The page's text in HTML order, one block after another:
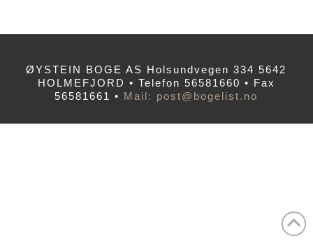
ØYSTEIN BOGE AS Holsundvegen 334 5642
HOLMEFJORD • Telefon 56581660 • Fax
56581661 • Mail: post@bogelist.no